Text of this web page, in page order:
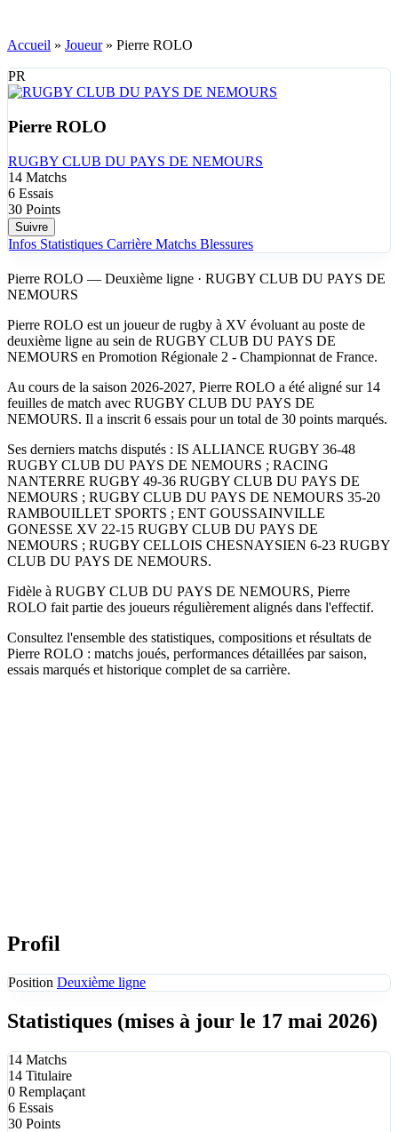
Accueil » Joueur» Pierre ROLO
PR
Pierre ROLO
RUGBY CLUB DU PAYS DE NEMOURS
14 Matchs
6 Essais
30 Points
Suivre
Infos Statistiques Carrière Matchs Blessures
Pierre ROLO — Deuxième ligne · RUGBY CLUB DU PAYS DE
NEMOURS
Pierre ROLO est un joueur de rugby à XV évoluant au poste de
deuxième ligne au sein de RUGBY CLUB DU PAYS DE
NEMOURS en Promotion Régionale 2 - Championnat de France.
Au cours de la saison 2026-2027, Pierre ROLO a été aligné sur 14
feuilles de match avec RUGBY CLUB DU PAYS DE
NEMOURS. Il a inscrit 6 essais pour un total de 30 points marqués.
Ses derniers matchs disputés : IS ALLIANCE RUGBY 36-48
RUGBY CLUB DU PAYS DE NEMOURS ; RACING
NANTERRE RUGBY 49-36 RUGBY CLUB DU PAYS DE
NEMOURS ; RUGBY CLUB DU PAYS DE NEMOURS 35-20
RAMBOUILLET SPORTS ; ENT GOUSSAINVILLE
GONESSE XV 22-15 RUGBY CLUB DU PAYS DE
NEMOURS ; RUGBY CELLOIS CHESNAYSIEN 6-23 RUGBY
CLUB DU PAYS DE NEMOURS.
Fidèle à RUGBY CLUB DU PAYS DE NEMOURS, Pierre
ROLO fait partie des joueurs régulièrement alignés dans l'effectif.
Consultez l'ensemble des statistiques, compositions et résultats de
Pierre ROLO : matchs joués, performances détaillées par saison,
essais marqués et historique complet de sa carrière.
Profil
Position Deuxième ligne
Statistiques (mises à jour le 17 mai 2026)
14 Matchs
14 Titulaire
0 Remplaçant
6 Essais
30 Points